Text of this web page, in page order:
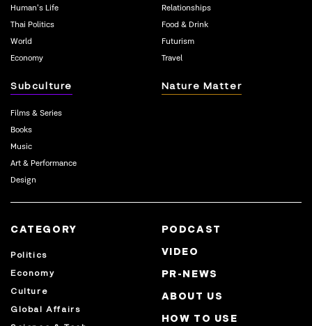
Human’s Life
Thai Politics
World
Economy
Relationships
Food & Drink
Futurism
Travel
Subculture
Films & Series
Books
Music
Art & Performance
Design
Nature Matter
CATEGORY
Politics
Economy
Culture
Global Affairs
PODCAST
VIDEO
PR-NEWS
ABOUT US
HOW TO USE